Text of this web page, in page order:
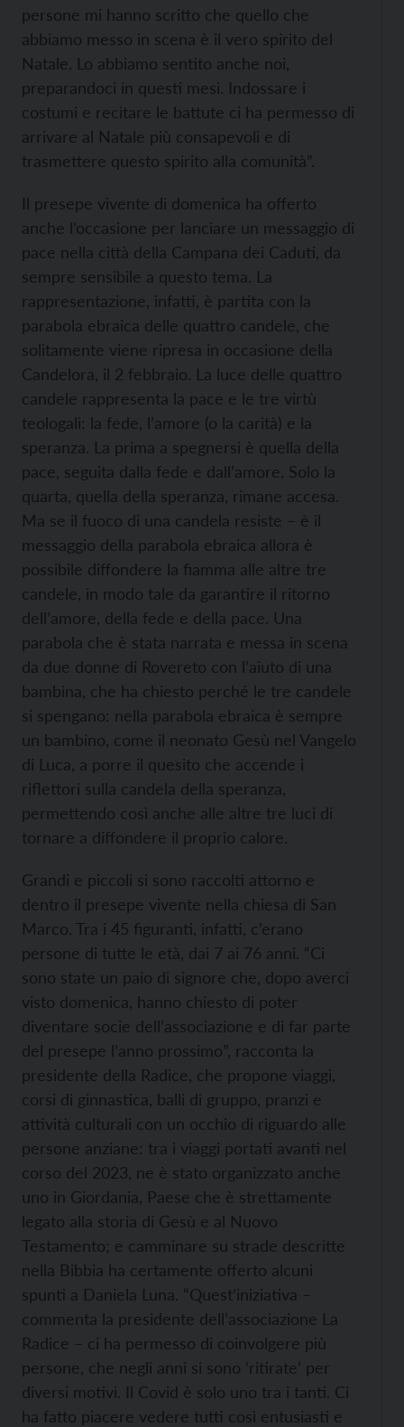
persone mi hanno scritto che quello che
abbiamo messo in scena è il vero spirito del
Natale. Lo abbiamo sentito anche noi,
preparandoci in questi mesi. Indossare i
costumi e recitare le battute ci ha permesso di
arrivare al Natale più consapevoli e di
trasmettere questo spirito alla comunità”.
Il presepe vivente di domenica ha offerto
anche l’occasione per lanciare un messaggio di
pace nella città della Campana dei Caduti, da
sempre sensibile a questo tema. La
rappresentazione, infatti, è partita con la
parabola ebraica delle quattro candele, che
solitamente viene ripresa in occasione della
Candelora, il 2 febbraio. La luce delle quattro
candele rappresenta la pace e le tre virtù
teologali: la fede, l’amore (o la carità) e la
speranza. La prima a spegnersi è quella della
pace, seguita dalla fede e dall’amore. Solo la
quarta, quella della speranza, rimane accesa.
Ma se il fuoco di una candela resiste – è il
messaggio della parabola ebraica allora è
possibile diffondere la fiamma alle altre tre
candele, in modo tale da garantire il ritorno
dell’amore, della fede e della pace. Una
parabola che è stata narrata e messa in scena
da due donne di Rovereto con l’aiuto di una
bambina, che ha chiesto perché le tre candele
si spengano: nella parabola ebraica è sempre
un bambino, come il neonato Gesù nel Vangelo
di Luca, a porre il quesito che accende i
riflettori sulla candela della speranza,
permettendo così anche alle altre tre luci di
tornare a diffondere il proprio calore.
Grandi e piccoli si sono raccolti attorno e
dentro il presepe vivente nella chiesa di San
Marco. Tra i 45 figuranti, infatti, c’erano
persone di tutte le età, dai 7 ai 76 anni. “Ci
sono state un paio di signore che, dopo averci
visto domenica, hanno chiesto di poter
diventare socie dell’associazione e di far parte
del presepe l’anno prossimo”, racconta la
presidente della Radice, che propone viaggi,
corsi di ginnastica, balli di gruppo, pranzi e
attività culturali con un occhio di riguardo alle
persone anziane: tra i viaggi portati avanti nel
corso del 2023, ne è stato organizzato anche
uno in Giordania, Paese che è strettamente
legato alla storia di Gesù e al Nuovo
Testamento; e camminare su strade descritte
nella Bibbia ha certamente offerto alcuni
spunti a Daniela Luna. “Quest’iniziativa –
commenta la presidente dell’associazione La
Radice – ci ha permesso di coinvolgere più
persone, che negli anni si sono ‘ritirate’ per
diversi motivi. Il Covid è solo uno tra i tanti. Ci
ha fatto piacere vedere tutti così entusiasti e